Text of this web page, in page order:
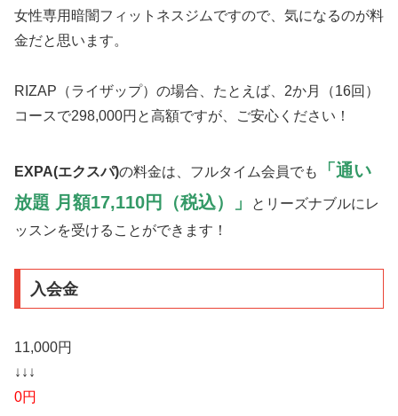
女性専用暗闇フィットネスジムですので、気になるのが料
金だと思います。
RIZAP（ライザップ）の場合、たとえば、2か月（16回）
コースで298,000円と高額ですが、ご安心ください！
EXPA(エクスパ)の料金は、フルタイム会員でも
「通い
放題 月額17,110円（税込）」
とリーズナブルにレ
ッスンを受けることができます！
入会金
11,000円
↓↓↓
0円